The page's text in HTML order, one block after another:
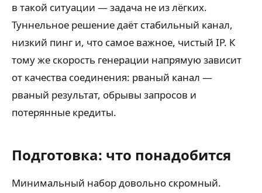
в такой ситуации — задача не из лёгких.
Туннельное решение даёт стабильный канал,
низкий пинг и, что самое важное, чистый IP. К
тому же скорость генерации напрямую зависит
от качества соединения: рваный канал —
рваный результат, обрывы запросов и
потерянные кредиты.
Подготовка: что понадобится
Минимальный набор довольно скромный.